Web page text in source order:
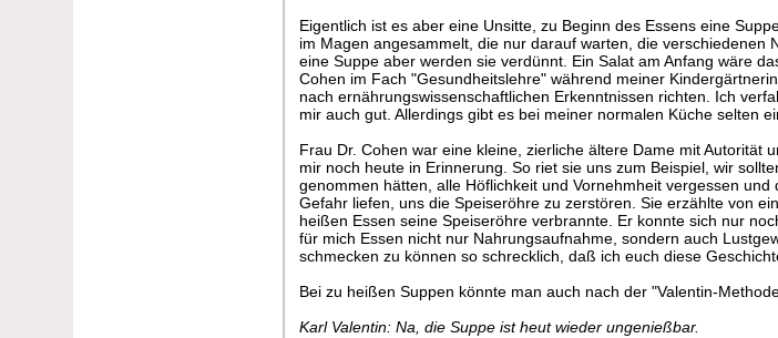
Eigentlich ist es aber eine Unsitte, zu Beginn des Essens eine
im Magen angesammelt, die nur darauf warten, die verschiedenen
eine Suppe aber werden sie verdünnt. Ein Salat am Anfang wäre
Cohen im Fach "Gesundheitslehre" während meiner
nach ernährungswissenschaftlichen Erkenntnissen richten. Ich
mir auch gut. Allerdings gibt es bei meiner normalen Küche selten
Frau Dr. Cohen war eine kleine, zierliche ältere Dame mit Autorität
mir noch heute in Erinnerung. So riet sie uns zum Beispiel, wir
genommen hätten, alle Höflichkeit und Vornehmheit vergessen
Gefahr liefen, uns die Speiseröhre zu zerstören. Sie erzählte von
heißen Essen seine Speiseröhre verbrannte. Er konnte sich nur
für mich Essen nicht nur Nahrungsaufnahme, sondern auch
schmecken zu können so schrecklich, daß ich euch diese
Bei zu heißen Suppen könnte man auch nach der "Valentin-
Karl Valentin: Na, die Suppe ist heut wieder ungenießbar.